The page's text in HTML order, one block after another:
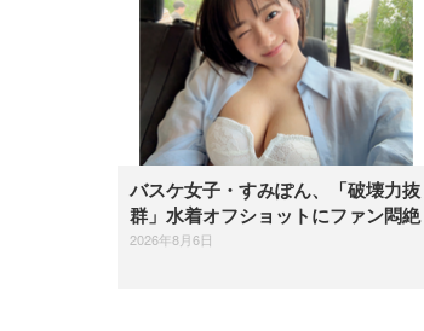
バスケ女子・すみぽん、「破壊力抜
群」水着オフショットにファン悶絶
2026年8月6日